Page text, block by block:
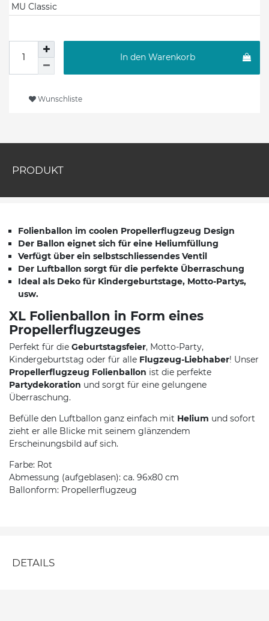
MU Classic
In den Warenkorb
Wunschliste
PRODUKT
Folienballon im coolen Propellerflugzeug Design
Der Ballon eignet sich für eine Heliumfüllung
Verfügt über ein selbstschliessendes Ventil
Der Luftballon sorgt für die perfekte Überraschung
Ideal als Deko für Kindergeburtstage, Motto-Partys,
usw.
XL Folienballon in Form eines
Propellerflugzeuges
Perfekt für die Geburtstagsfeier, Motto-Party,
Kindergeburtstag oder für alle Flugzeug-Liebhaber! Unser
Propellerflugzeug Folienballon ist die perfekte
Partydekoration und sorgt für eine gelungene
Überraschung.
Befülle den Luftballon ganz einfach mit Helium und sofort
zieht er alle Blicke mit seinem glänzendem
Erscheinungsbild auf sich.
Farbe: Rot
Abmessung (aufgeblasen): ca. 96x80 cm
Ballonform: Propellerflugzeug
DETAILS